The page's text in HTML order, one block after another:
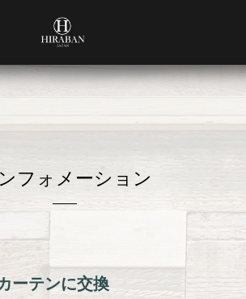
フォメーション
ーテンに交換